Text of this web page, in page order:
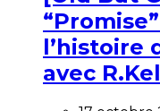
l’histoire
avec